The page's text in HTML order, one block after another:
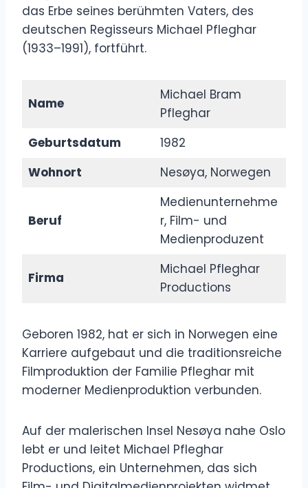
das Erbe seines berühmten Vaters, des
deutschen Regisseurs Michael Pfleghar
(1933–1991), fortführt.
Name
Michael Bram
Pfleghar
Geburtsdatum
1982
Wohnort
Nesøya, Norwegen
Beruf
Medienunternehme
r, Film- und
Medienproduzent
Firma
Michael Pfleghar
Productions
Geboren 1982, hat er sich in Norwegen eine
Karriere aufgebaut und die traditionsreiche
Filmproduktion der Familie Pfleghar mit
moderner Medienproduktion verbunden.
Auf der malerischen Insel Nesøya nahe Oslo
lebt er und leitet Michael Pfleghar
Productions, ein Unternehmen, das sich